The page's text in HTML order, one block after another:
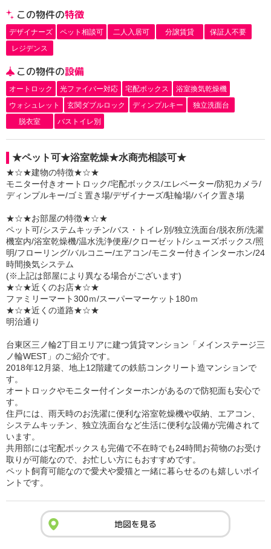
この物件の特徴
デザイナーズ ペット相談可 二人入居可 分譲賃貸
保証人不要
レジデンス
この物件の設備
オートロック 光ファイバー対応 宅配ボックス
浴室換気乾燥機
ウォシュレット
玄関ダブルロック ディンプルキー
独立洗面台
脱衣室
バストイレ別
★ペット可★浴室乾燥★水商売相談可★
★☆★建物の特徴★☆★
モニター付きオートロック/宅配ボックス/エレベーター/防犯カメラ/
ディンプルキー/ゴミ置き場/デザイナーズ/駐輪場/バイク置き場
★☆★お部屋の特徴★☆★
ペット可/システムキッチン/バス・トイレ別/独立洗面台/脱衣所/洗濯
機室内/浴室乾燥機/温水洗浄便座/クローゼット/シューズボックス/照
明/フローリング/バルコニー/エアコン/モニター付きインターホン/24
時間換気システム
(※上記は部屋により異なる場合がございます)
★☆★近くのお店★☆★
ファミリーマート300ｍ/スーパーマーケット180ｍ
★☆★近くの道路★☆★
明治通り
台東区三ノ輪2丁目エリアに建つ賃貸マンション「メインステージ三
ノ輪WEST」のご紹介です。
2018年12月築、地上12階建ての鉄筋コンクリート造マンションで
す。
オートロックやモニター付インターホンがあるので防犯面も安心で
す。
住戸には、雨天時のお洗濯に便利な浴室乾燥機や収納、エアコン、
システムキッチン、独立洗面台など生活に便利な設備が完備されて
います。
共用部には宅配ボックスも完備で不在時でも24時間お荷物のお受け
取りが可能なので、お忙しい方にもおすすめです。
ペット飼育可能なので愛犬や愛猫と一緒に暮らせるのも嬉しいポイ
ントです。
地図を見る